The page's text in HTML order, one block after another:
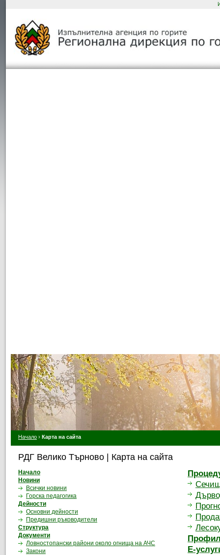
Начало › Карта на сайта
РДГ Велико Търново | Карта на сайта
Начало
Новини
Всички новини
Горска педагогика
Дейности
Основни дейности
Предишни ръководители
Структура
Документи
Ловностопански райони около огнищa на АЧС
Закони
Профил
Е-